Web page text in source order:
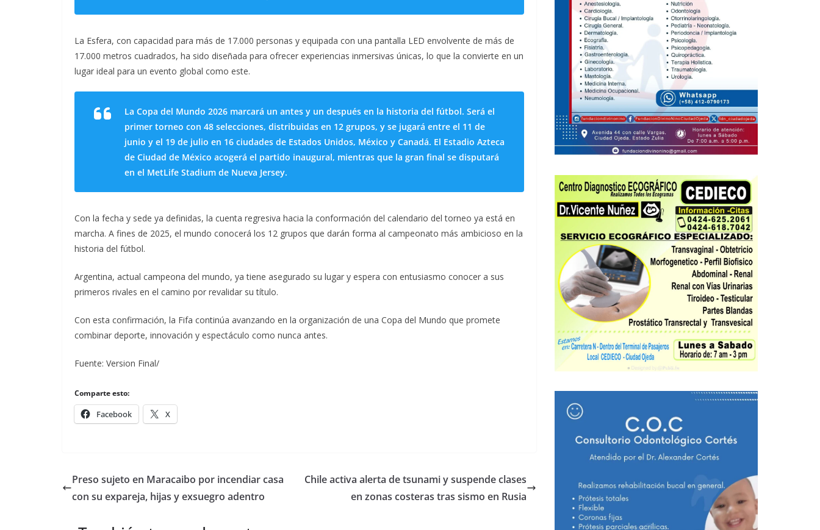
La Esfera, con capacidad para más de 17.000 personas y equipada con una pantalla LED envolvente de más de
17.000 metros cuadrados, ha sido diseñada para ofrecer experiencias inmersivas únicas, lo que la convierte en un
lugar ideal para un evento global como este.
La Copa del Mundo 2026 marcará un antes y un después en la historia del fútbol. Será el
primer torneo con 48 selecciones, distribuidas en 12 grupos, y se jugará entre el 11 de
junio y el 19 de julio en 16 ciudades de Estados Unidos, México y Canadá. El Estadio Azteca
de Ciudad de México acogerá el partido inaugural, mientras que la gran final se disputará
en el MetLife Stadium de Nueva Jersey.
Con la fecha y sede ya definidas, la cuenta regresiva hacia la conformación del calendario del torneo ya está en
marcha. A fines de 2025, el mundo conocerá los 12 grupos que darán forma al campeonato más ambicioso en la
historia del fútbol.
Argentina, actual campeona del mundo, ya tiene asegurado su lugar y espera con entusiasmo conocer a sus
primeros rivales en el camino por revalidar su título.
Con esta confirmación, la Fifa continúa avanzando en la organización de una Copa del Mundo que promete
combinar deporte, innovación y espectáculo como nunca antes.
Fuente: Version Final/
Comparte esto:
Facebook X
Preso sujeto en Maracaibo por incendiar casa
con su expareja, hijas y exsuegro adentro
Chile activa alerta de tsunami y suspende clases
en zonas costeras tras sismo en Rusia